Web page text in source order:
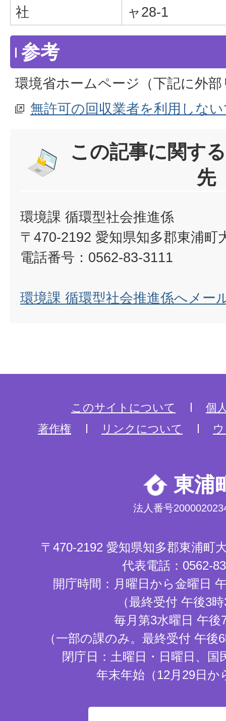
社
ャ28-1
参考
環境省ホームページ（下記に外
無許可の回収業者を利用しな
この記事に関す
先
環境課 循環型社会推進係
〒470-2192 愛知県知多郡東浦町
電話番号：0562-83-3111
環境課 循環型社会推進係へメー
このサイトについて
個
著作権
リンクについて
東浦
法人番号
〒470-2192 愛知県知多郡東浦町
代表電話：0562-
開庁時間：月曜日から金曜日
（最終受付 午後3
毎月第3水曜日 午後
（一部の課のみ。最終受付 午
閉庁日：土曜日・日曜日、国
年末年始（12月29日か